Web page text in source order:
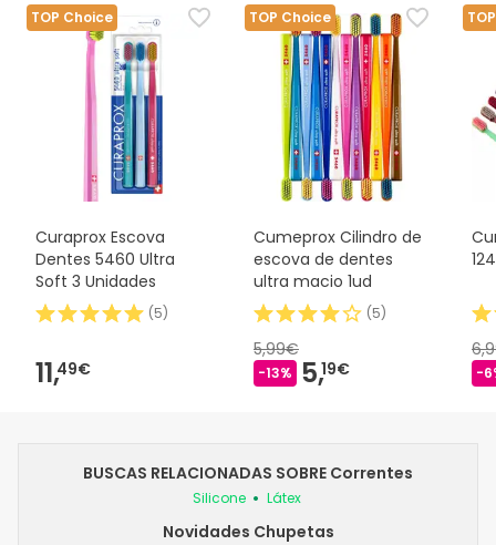
TOP Choice
Curaprox Escova
Dentes 5460 Ultra
Soft 3 Unidades
(5)
11,49€
TOP Choice
Cumeprox Cilindro de
escova de dentes
ultra macio 1ud
(5)
5,99€
-13% 5,19€ -
BUSCAS RELACIONADAS SOBRE Correntes
Silicone Látex
Novidades Chupetas